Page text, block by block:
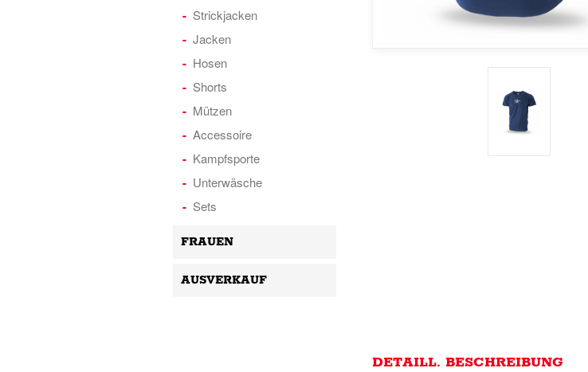
DETAILL. BESCHREIBUNG
Strickjacken
Jacken
Hosen
Shorts
Mützen
Accessoire
Kampfsporte
Unterwäsche
Sets
FRAUEN
AUSVERKAUF